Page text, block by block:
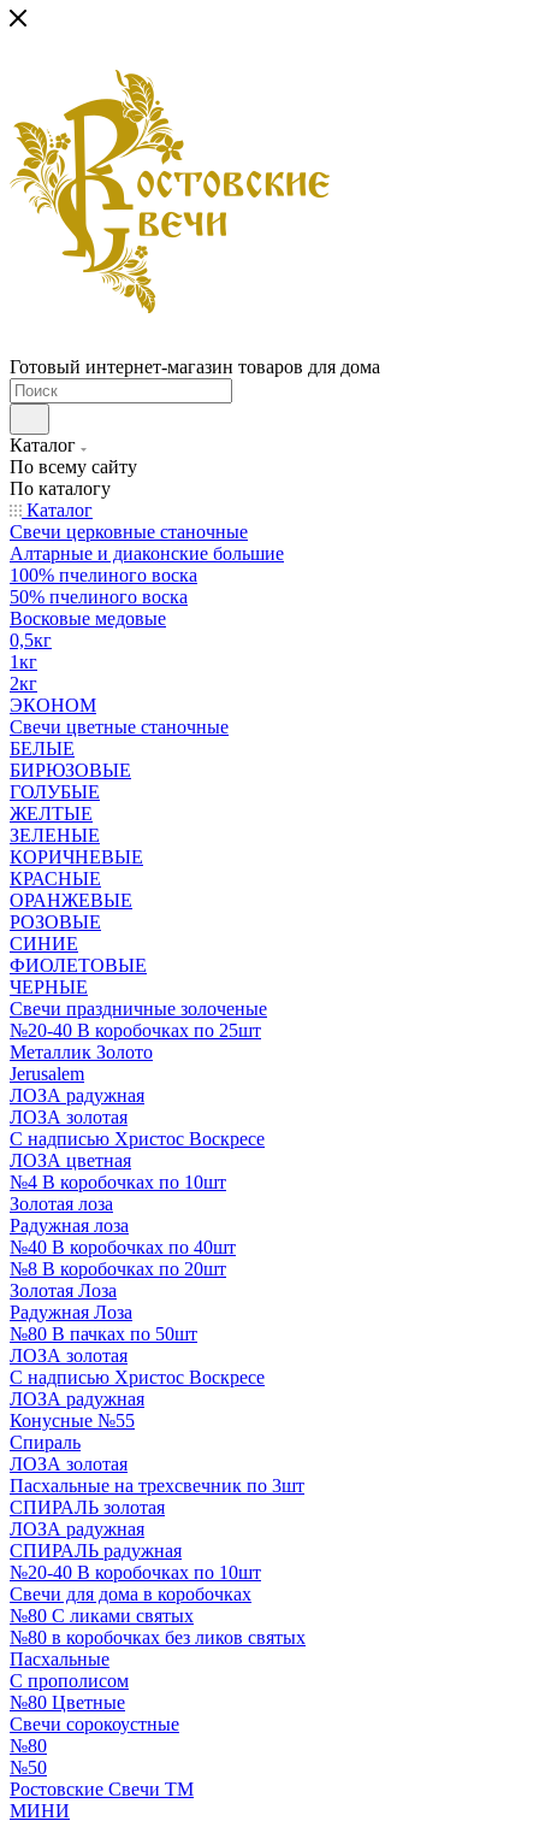
Готовый интернет-магазин товаров для дома
Каталог
По всему сайту
По каталогу
Каталог
Свечи церковные станочные
Алтарные и диаконские большие
100% пчелиного воска
50% пчелиного воска
Восковые медовые
0,5кг
1кг
2кг
ЭКОНОМ
Свечи цветные станочные
БЕЛЫЕ
БИРЮЗОВЫЕ
ГОЛУБЫЕ
ЖЕЛТЫЕ
ЗЕЛЕНЫЕ
КОРИЧНЕВЫЕ
КРАСНЫЕ
ОРАНЖЕВЫЕ
РОЗОВЫЕ
СИНИЕ
ФИОЛЕТОВЫЕ
ЧЕРНЫЕ
Свечи праздничные золоченые
№20-40 В коробочках по 25шт
Металлик Золото
Jerusalem
ЛОЗА радужная
ЛОЗА золотая
С надписью Христос Воскресе
ЛОЗА цветная
№4 В коробочках по 10шт
Золотая лоза
Радужная лоза
№40 В коробочках по 40шт
№8 В коробочках по 20шт
Золотая Лоза
Радужная Лоза
№80 В пачках по 50шт
ЛОЗА золотая
С надписью Христос Воскресе
ЛОЗА радужная
Конусные №55
Спираль
ЛОЗА золотая
Пасхальные на трехсвечник по 3шт
СПИРАЛЬ золотая
ЛОЗА радужная
СПИРАЛЬ радужная
№20-40 В коробочках по 10шт
Свечи для дома в коробочках
№80 С ликами святых
№80 в коробочках без ликов святых
Пасхальные
С прополисом
№80 Цветные
Свечи сорокоустные
№80
№50
Ростовские Свечи ТМ
МИНИ